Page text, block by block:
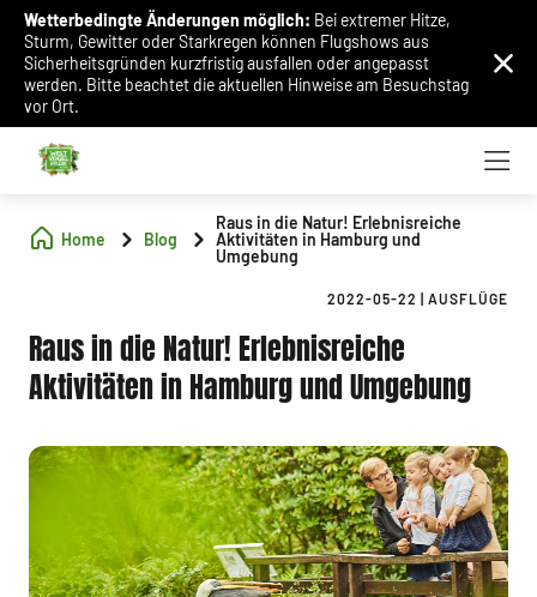
Wetterbedingte Änderungen möglich: Bei extremer Hitze,
Sturm, Gewitter oder Starkregen können Flugshows aus
Sicherheitsgründen kurzfristig ausfallen oder angepasst
werden. Bitte beachtet die aktuellen Hinweise am Besuchstag
vor Ort.
Home Blog
Raus in die Natur! Erlebnisreiche
Aktivitäten in Hamburg und
Umgebung
2022-05-22 AUSFLÜGE
Raus in die Natur! Erlebnisreiche
Aktivitäten in Hamburg und Umgebung